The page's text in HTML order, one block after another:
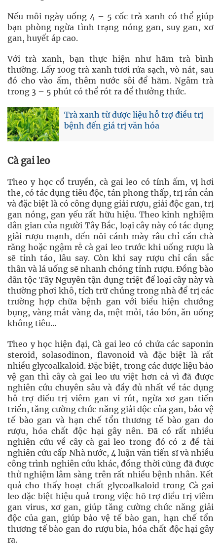
Nếu mỗi ngày uống 4 – 5 cốc trà xanh có thể giúp
bạn phòng ngừa tình trạng nóng gan, suy gan, xơ
gan, huyết áp cao.
Với trà xanh, bạn thực hiện như hãm trà bình
thường. Lấy 100g trà xanh tươi rửa sạch, vò nát, sau
đó cho vào ấm, thêm nước sôi để hãm. Ngâm trà
trong 3 – 5 phút có thể rót ra để thưởng thức.
Trà xanh từ dược liệu hỗ trợ điều trị
bệnh đến giá trị văn hóa
Cà gai leo
Theo y học cổ truyền, cà gai leo có tính ấm, vị hơi
the, có tác dụng tiêu độc, tán phong thấp, trị rắn cắn
và đặc biệt là có công dụng giải rượu, giải độc gan, trị
gan nóng, gan yếu rất hữu hiệu. Theo kinh nghiệm
dân gian của người Tây Bắc, loại cây này có tác dụng
giải rượu mạnh, đến nỗi cánh mày râu chỉ cần chà
răng hoặc ngậm rễ cà gai leo trước khi uống rượu là
sẽ tỉnh táo, lâu say. Còn khi say rượu chỉ cần sắc
thân và lá uống sẽ nhanh chóng tỉnh rượu. Đồng bào
dân tộc Tây Nguyên tận dụng triệt để loại cây này và
thường phơi khô, tích trữ chúng trong nhà để trị các
trường hợp chữa bệnh gan với biểu hiện chướng
bụng, vàng mắt vàng da, mệt mỏi, táo bón, ăn uống
không tiêu…
Theo y học hiện đại, Cà gai leo có chứa các saponin
steroid, solasodinon, flavonoid và đặc biệt là rất
nhiều glycoalkaloid. Đặc biệt, trong các dược liệu bảo
vệ gan thì cây cà gai leo ưu việt hơn cả vì đã được
nghiên cứu chuyên sâu và đầy đủ nhất về tác dụng
hỗ trợ điều trị viêm gan vi rút, ngừa xơ gan tiến
triển, tăng cường chức năng giải độc của gan, bảo vệ
tế bào gan và hạn chế tổn thương tế bào gan do
rượu, hóa chất độc hại gây nên. Đã có rất nhiều
nghiên cứu về cây cà gai leo trong đó có 2 đề tài
nghiên cứu cấp Nhà nước, 4 luận văn tiến sĩ và nhiều
công trình nghiên cứu khác, đồng thời cũng đã được
thử nghiệm lâm sàng trên rất nhiều bệnh nhân. Kết
quả cho thấy hoạt chất glycoalkaloid trong Cà gai
leo đặc biệt hiệu quả trong việc hỗ trợ điều trị viêm
gan virus, xơ gan, giúp tăng cường chức năng giải
độc của gan, giúp bảo vệ tế bào gan, hạn chế tổn
thương tế bào gan do rượu bia, hóa chất độc hại gây
ra.